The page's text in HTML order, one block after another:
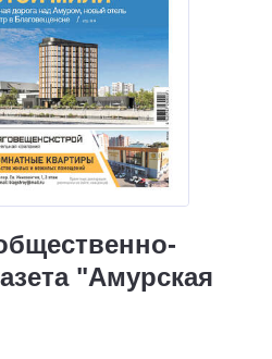
"Амурская